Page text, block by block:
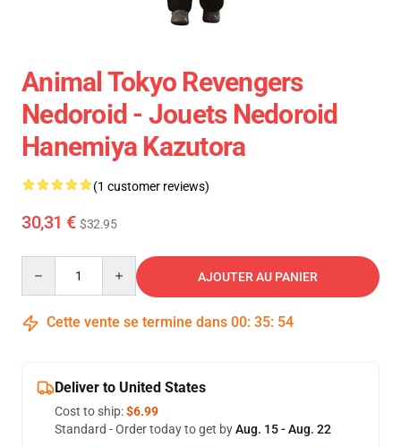
Animal Tokyo Revengers
Nedoroid - Jouets Nedoroid
Hanemiya Kazutora
(1 customer reviews)
30,31 € $32.95
AJOUTER AU PANIER
Cette vente se termine dans 00: 35: 53
Deliver to United States
Cost to ship:$6.99
Standard - Order today to get byAug. 15 - Aug. 22